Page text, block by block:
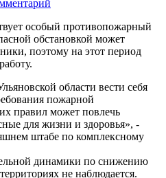
особый противопожарный
обстановкой может
поэтому на этот период
области вести себя
пожарной
правил может повлечь
для жизни и здоровья», -
штабе по комплексному
динамики по снижению
не наблюдается.